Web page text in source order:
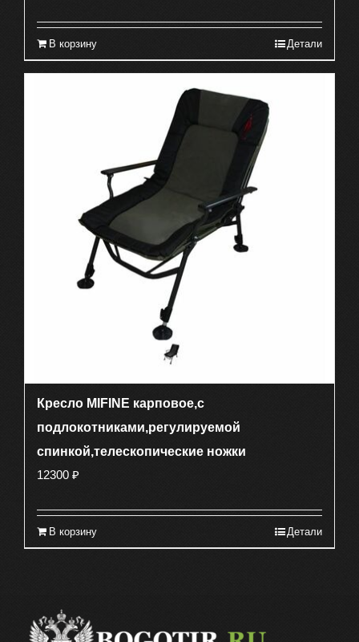
В корзину Детали
Кресло MIFINE карповое,с
подлокотниками,регулируемой
спинкой,телескопические ножки
12300 ₽
В корзину Детали